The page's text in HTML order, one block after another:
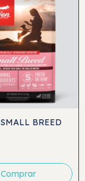
BREED
Comprar